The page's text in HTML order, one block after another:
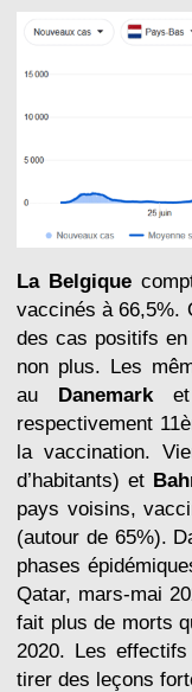
La Belgique
vaccinés à 66,5%.
des cas positifs
non plus. Les
au
Danemark
respectivement
la vaccination.
d’habitants) et
pays voisins,
(autour de 65%).
phases
Qatar, mars-mai
fait plus de morts
2020. Les
tirer des leçons